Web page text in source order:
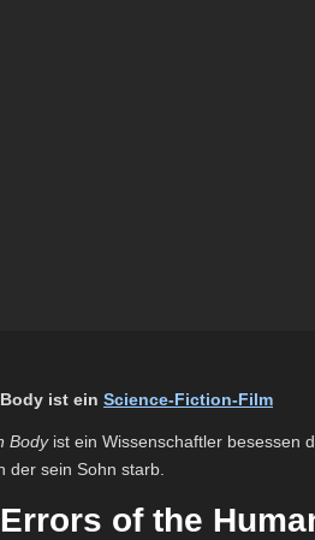
ist ein Science-Fiction-Film
Bodyist ein Wissenschaftler besessen
der sein Sohn starb.
of the